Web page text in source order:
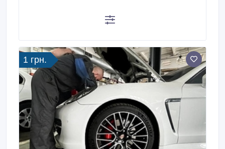
1 грн.